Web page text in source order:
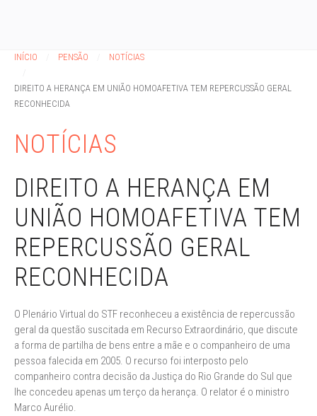
INÍCIO PENSÃO NOTÍCIAS
DIREITO A HERANÇA EM UNIÃO HOMOAFETIVA TEM REPERCUSSÃO GERAL
RECONHECIDA
NOTÍCIAS
DIREITO A HERANÇA EM
UNIÃO HOMOAFETIVA TEM
REPERCUSSÃO GERAL
RECONHECIDA
O Plenário Virtual do STF reconheceu a existência de repercussão
geral da questão suscitada em Recurso Extraordinário, que discute
a forma de partilha de bens entre a mãe e o companheiro de uma
pessoa falecida em 2005. O recurso foi interposto pelo
companheiro contra decisão da Justiça do Rio Grande do Sul que
lhe concedeu apenas um terço da herança. O relator é o ministro
Marco Aurélio.